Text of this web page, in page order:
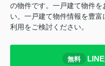
の物件です。一戸建て物件
い。一戸建て物件情報を豊
利用をご検討ください。
無料